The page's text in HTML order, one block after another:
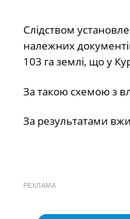
Слідством
належних
103 га землі, що у
За такою схемою з
За результатами
РЕКЛАМА